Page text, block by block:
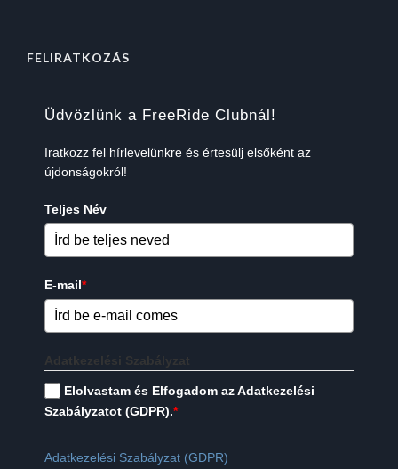
FELIRATKOZÁS
Üdvözlünk a FreeRide Clubnál!
Iratkozz fel hírlevelünkre és értesülj elsőként az
újdonságokról!
Teljes Név
E-mail*
Adatkezelési Szabályzat
Elolvastam és Elfogadom az Adatkezelési
Szabályzatot (GDPR).*
Adatkezelési Szabályzat (GDPR)